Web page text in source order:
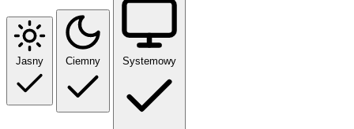
Jasny Ciemny Systemowy